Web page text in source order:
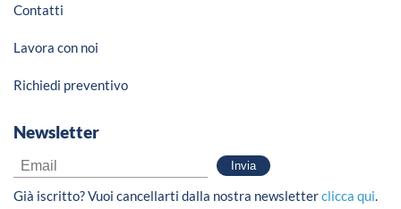
Contatti
Lavora con noi
Richiedi preventivo
Newsletter
Già iscritto? Vuoi cancellarti dalla nostra newsletterclicca qui.